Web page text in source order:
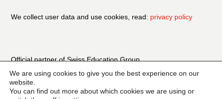
We collect user data and use cookies, read: privacy policy
Official partner of Swiss Education Group
We are using cookies to give you the best experience on our
website.
You can find out more about which cookies we are using or